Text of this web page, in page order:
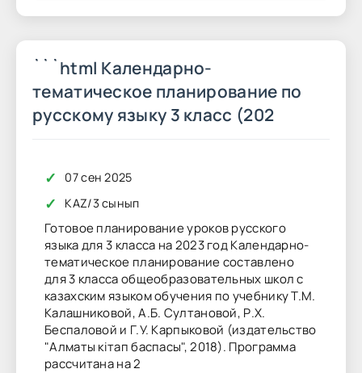
```html Календарно-
тематическое планирование по
русскому языку 3 класс (202
✓ 07 сен 2025
✓ KAZ/3 сынып
Готовое планирование уроков русского
языка для 3 класса на 2023 год Календарно-
тематическое планирование составлено
для 3 класса общеобразовательных школ с
казахским языком обучения по учебнику Т.М.
Калашниковой, А.Б. Султановой, Р.Х.
Беспаловой и Г.У. Карпыковой (издательство
"Алматы кітап баспасы", 2018). Программа
рассчитана на 2